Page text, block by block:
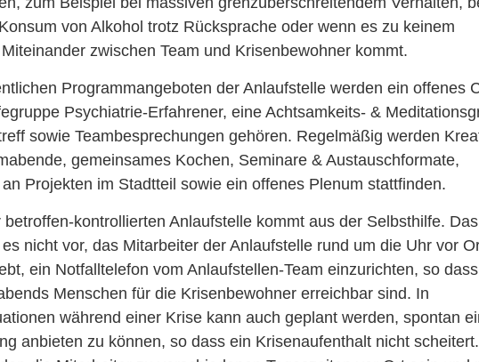
von Alkohol trotz Rücksprache oder wenn es zu keinem
zwischen Team und Krisenbewohner kommt.
Programmangeboten der Anlaufstelle werden ein offenes
Psychiatrie-Erfahrener, eine Achtsamkeits- &
sowie Teambesprechungen gehören. Regelmäßig werden
gemeinsames Kochen, Seminare & Austauschformate,
Projekten im Stadtteil sowie ein offenes Plenum stattfinden.
betroffen-kontrollierten Anlaufstelle kommt aus der Selbsthilfe. Das
nicht vor, das Mitarbeiter der Anlaufstelle rund um die Uhr vor
ein Notfalltelefon vom Anlaufstellen-Team einzurichten, so
Menschen für die Krisenbewohner erreichbar sind. In
während einer Krise kann auch geplant werden, spontan
anbieten zu können, so dass ein Krisenaufenthalt nicht scheitert.